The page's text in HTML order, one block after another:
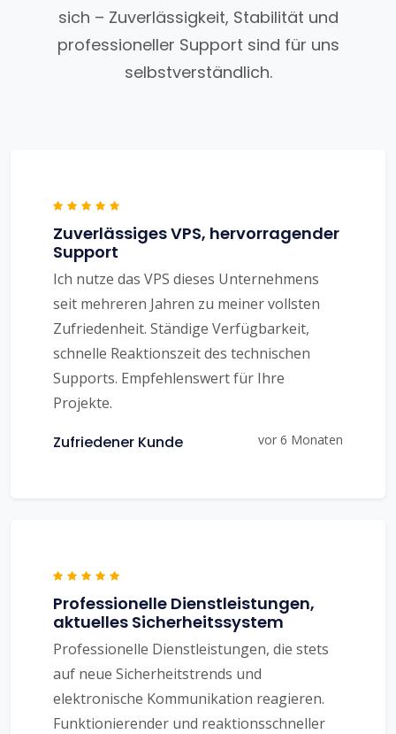
sich – Zuverlässigkeit, Stabilität und
professioneller Support sind für uns
selbstverständlich.
Zuverlässiges VPS, hervorragender
Support
Ich nutze das VPS dieses Unternehmens
seit mehreren Jahren zu meiner vollsten
Zufriedenheit. Ständige Verfügbarkeit,
schnelle Reaktionszeit des technischen
Supports. Empfehlenswert für Ihre
Projekte.
Zufriedener Kunde vor 6 Monaten
Professionelle Dienstleistungen,
aktuelles Sicherheitssystem
Professionelle Dienstleistungen, die stets
auf neue Sicherheitstrends und
elektronische Kommunikation reagieren.
Funktionierender und reaktionsschneller